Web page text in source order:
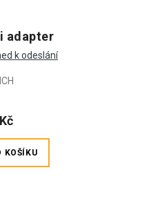
adapter
k odeslání
KOŠÍKU